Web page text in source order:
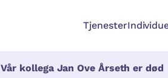
Tjenester
Vår kollega Jan Ove Årseth er død